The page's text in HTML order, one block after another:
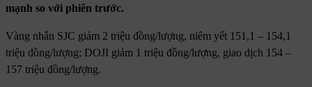
mạnh so với phiên trước.
Vàng nhẫn SJC giảm 2 triệu đồng/lượng, niêm yết 151,1 – 154,1
triệu đồng/lượng; DOJI giảm 1 triệu đồng/lượng, giao dịch 154 –
157 triệu đồng/lượng.